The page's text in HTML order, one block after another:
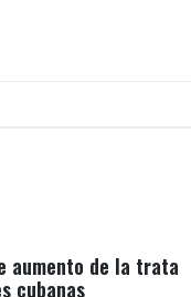
aumento de la trata
cubanas